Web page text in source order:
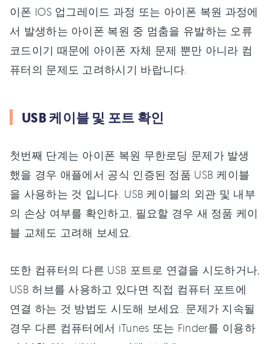
이폰 IOS 업그레이드 과정 또는 아이폰 복원 과정에
서 발생하는 아이폰 복원 중 멈춤을 유발하는 오류
코드이기 때문에 아이폰 자체 문제 뿐만 아니라 컴
퓨터의 문제도 고려하시기 바랍니다.
USB 케이블 및 포트 확인
첫번째 단계는 아이폰 복원 무한로딩 문제가 발생
했을 경우 애플에서 공식 인증된 정품 USB 케이블
을 사용하는 것 입니다. USB 케이블의 외관 및 내부
의 손상 여부를 확인하고, 필요할 경우 새 정품 케이
블 교체도 고려해 보세요.
또한 컴퓨터의 다른 USB 포트로 연결을 시도하거나,
USB 허브를 사용하고 있다면 직접 컴퓨터 포트에
연결 하는 것 방법도 시도해 보세요. 문제가 지속될
경우 다른 컴퓨터에서 iTunes 또는 Finder를 이용하